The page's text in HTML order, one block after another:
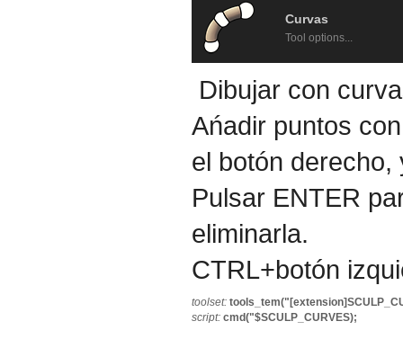
Curvas
Tool options...
Dibujar con
Ańadir puntos
el botón derecho,
Pulsar ENTER
eliminarla.
CTRL+botón
toolset:
script: cmd("$SCULP_CURVES);